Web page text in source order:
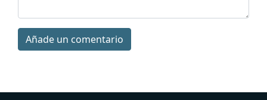
Añade un comentario